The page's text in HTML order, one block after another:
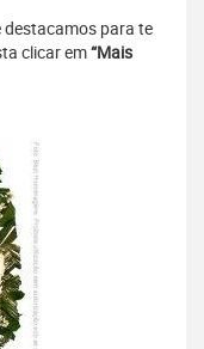
destacamos para te
clicar em“Mais